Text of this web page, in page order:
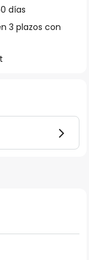
días
3 plazos con